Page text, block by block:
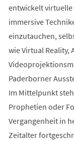
entwickelt virtuelle
immersive
einzutauchen,
wie Virtual Reality,
Paderborner
Im Mittelpunkt
Prophetien oder
Vergangenheit in
Zeitalter